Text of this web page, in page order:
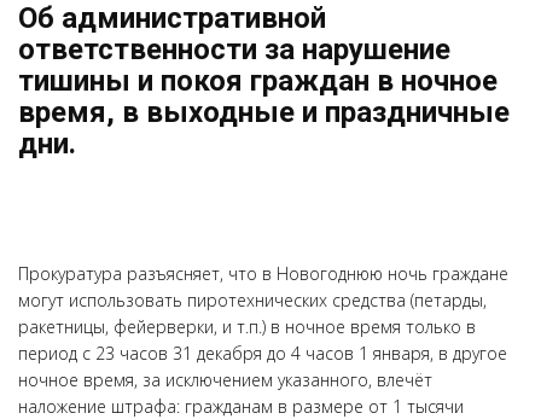
Об административной
ответственности за нарушение
тишины и покоя граждан в ночное
время, в выходные и праздничные
дни.
Прокуратура разъясняет, что в Новогоднюю ночь граждане
могут использовать пиротехнических средства (петарды,
ракетницы, фейерверки, и т.п.) в ночное время только в
период с 23 часов 31 декабря до 4 часов 1 января, в другое
ночное время, за исключением указанного, влечёт
наложение штрафа: гражданам в размере от 1 тысячи